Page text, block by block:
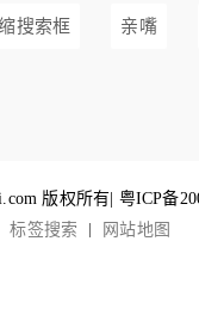
搜索框 亲嘴
版权所有| 粤ICP备
标签搜索 网站地图